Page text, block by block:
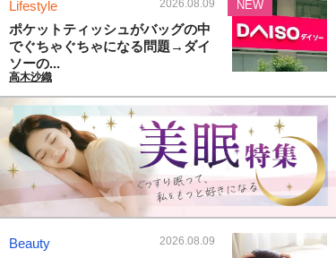
Lifestyle 2026.08.09
ポケットティッシュがバッグの中
でぐちゃぐちゃになる問題→ダイ
ソーの...
高木沙織
NEW
Beauty 2026.08.09